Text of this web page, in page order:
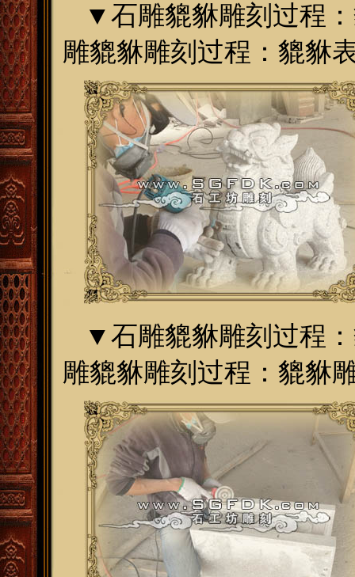
▼石雕貔貅雕刻过程
雕貔貅雕刻过程：貔貅
▼石雕貔貅雕刻过程
雕貔貅雕刻过程：貔貅